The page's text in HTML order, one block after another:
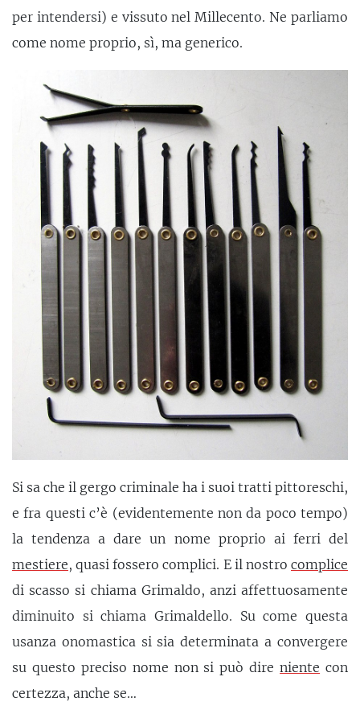
per intendersi) e vissuto nel Millecento. Ne parliamo
come nome proprio, sì, ma generico.
Si sa che il gergo criminale ha i suoi tratti pittoreschi,
e fra questi c’è (evidentemente non da poco tempo)
la tendenza a dare un nome proprio ai ferri del
mestiere, quasi fossero complici. E il nostro complice
di scasso si chiama Grimaldo, anzi affettuosamente
diminuito si chiama Grimaldello. Su come questa
usanza onomastica si sia determinata a convergere
su questo preciso nome non si può direniente con
certezza, anche se…